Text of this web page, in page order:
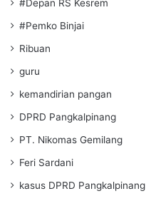
#Depan RS Kesrem
#Pemko Binjai
Ribuan
guru
kemandirian pangan
DPRD Pangkalpinang
PT. Nikomas Gemilang
Feri Sardani
kasus DPRD Pangkalpinang